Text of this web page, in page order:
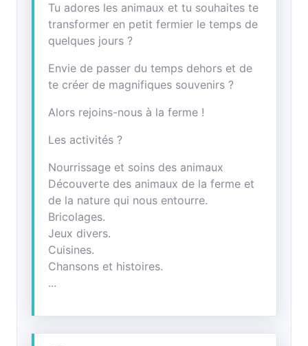
Tu adores les animaux et tu souhaites te
transformer en petit fermier le temps de
quelques jours ?
Envie de passer du temps dehors et de
te créer de magnifiques souvenirs ?
Alors rejoins-nous à la ferme !
Les activités ?
Nourrissage et soins des animaux
Découverte des animaux de la ferme et
de la nature qui nous entourre.
Bricolages.
Jeux divers.
Cuisines.
Chansons et histoires.
...